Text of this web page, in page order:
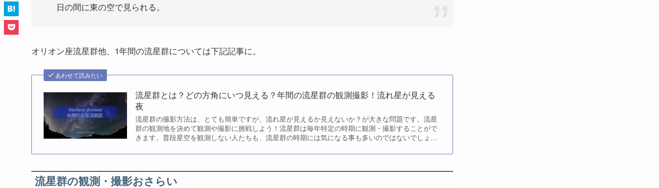
日の間に東の空で見られる。
オリオン座流星群他、1年間の流星群については下記記事に。
あわせて読みたい
流星群とは？どの方角にいつ見える？年間の流星群の観測撮影！流れ星が見える
夜
流星群の撮影方法は、とても簡単ですが、流れ星が見えるか見えないか？が大きな問題です。流星
群の観測地を決めて観測や撮影に挑戦しよう！流星群は毎年特定の時期に観測・撮影することがで
きます。普段星空を観測しない人たちも、流星群の時期には気になる事も多いのではないでしょう
の時期に見えるのか？毎年恒例の流星群をチェックしてみましょう！
流星群の観測・撮影おさらい